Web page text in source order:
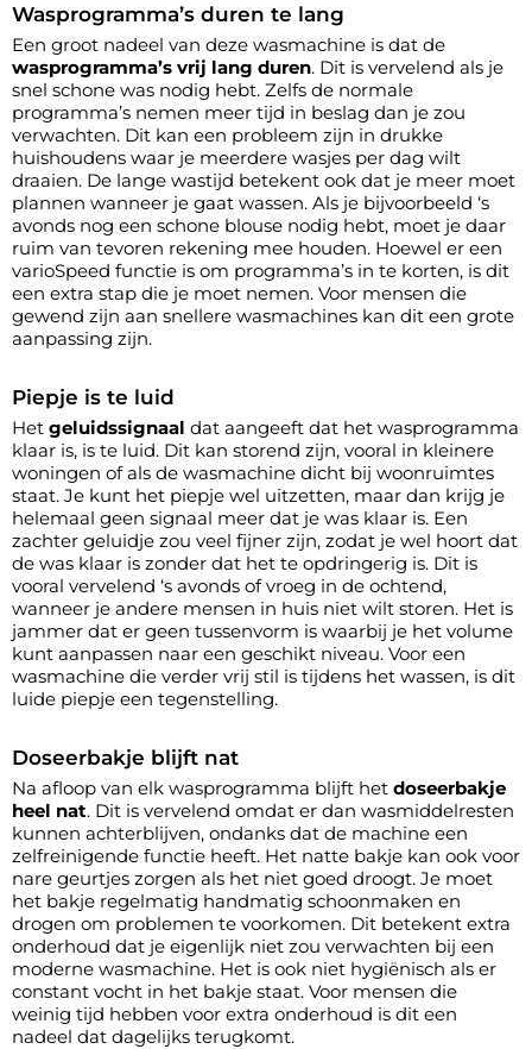
Wasprogramma’s duren te lang
Een groot nadeel van deze wasmachine is dat de
wasprogramma’s vrij lang duren. Dit is vervelend als je
snel schone was nodig hebt. Zelfs de normale
programma’s nemen meer tijd in beslag dan je zou
verwachten. Dit kan een probleem zijn in drukke
huishoudens waar je meerdere wasjes per dag wilt
draaien. De lange wastijd betekent ook dat je meer moet
plannen wanneer je gaat wassen. Als je bijvoorbeeld ‘s
avonds nog een schone blouse nodig hebt, moet je daar
ruim van tevoren rekening mee houden. Hoewel er een
varioSpeed functie is om programma’s in te korten, is dit
een extra stap die je moet nemen. Voor mensen die
gewend zijn aan snellere wasmachines kan dit een grote
aanpassing zijn.
Piepje is te luid
Het geluidssignaal dat aangeeft dat het wasprogramma
klaar is, is te luid. Dit kan storend zijn, vooral in kleinere
woningen of als de wasmachine dicht bij woonruimtes
staat. Je kunt het piepje wel uitzetten, maar dan krijg je
helemaal geen signaal meer dat je was klaar is. Een
zachter geluidje zou veel fijner zijn, zodat je wel hoort dat
de was klaar is zonder dat het te opdringerig is. Dit is
vooral vervelend ‘s avonds of vroeg in de ochtend,
wanneer je andere mensen in huis niet wilt storen. Het is
jammer dat er geen tussenvorm is waarbij je het volume
kunt aanpassen naar een geschikt niveau. Voor een
wasmachine die verder vrij stil is tijdens het wassen, is dit
luide piepje een tegenstelling.
Doseerbakje blijft nat
Na afloop van elk wasprogramma blijft het doseerbakje
heel nat. Dit is vervelend omdat er dan wasmiddelresten
kunnen achterblijven, ondanks dat de machine een
zelfreinigende functie heeft. Het natte bakje kan ook voor
nare geurtjes zorgen als het niet goed droogt. Je moet
het bakje regelmatig handmatig schoonmaken en
drogen om problemen te voorkomen. Dit betekent extra
onderhoud dat je eigenlijk niet zou verwachten bij een
moderne wasmachine. Het is ook niet hygiënisch als er
constant vocht in het bakje staat. Voor mensen die
weinig tijd hebben voor extra onderhoud is dit een
nadeel dat dagelijks terugkomt.